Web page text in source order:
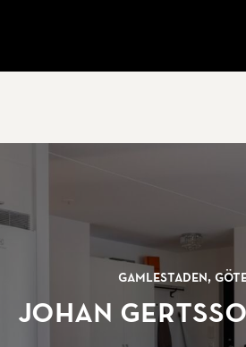
Gamlestaden,
Johan